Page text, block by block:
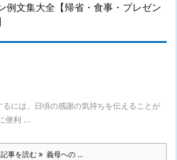
例文集大全【帰省・食事・プレゼン
には、日頃の感謝の気持ちを伝えることが
便利 ...
記事を読む 義母への ...